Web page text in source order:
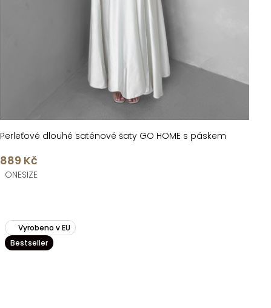
Perleťové dlouhé saténové šaty GO HOME s páskem
889 Kč
ONESIZE
Vyrobeno v EU
Bestseller